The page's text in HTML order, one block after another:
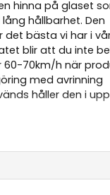
hinna på glaset
hållbarhet. Den
det bästa vi har i
blir att du inte
70km/h när
med avrinning
håller den i
ett billigare